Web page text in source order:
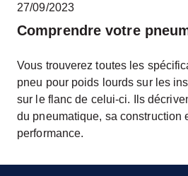
27/09/2023
Comprendre votre
Vous trouverez toutes les
pneu pour poids lourds sur les
sur le flanc de celui-ci. Ils
du pneumatique, sa construction
performance.